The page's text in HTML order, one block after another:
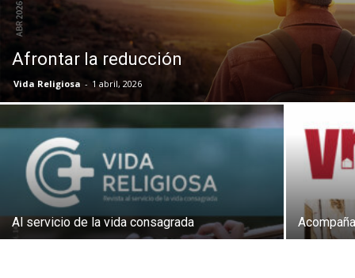
Afrontar la reducción
Vida Religiosa - 1 abril, 2026
Al servicio de la vida consagrada